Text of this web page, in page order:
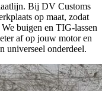
Bij DV Customs
op maat, zodat
buigen en TIG-lassen
af op jouw motor en
universeel onderdeel.